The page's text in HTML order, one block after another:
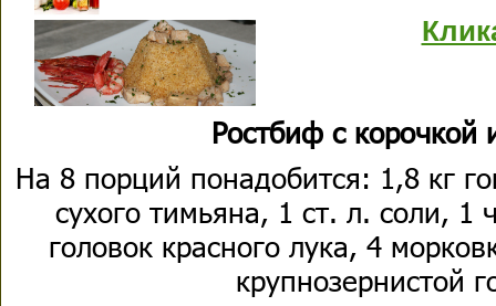
Ростбиф с корочкой
На 8 порций понадобится: 1,8 кг
сухого тимьяна, 1 ст. л. соли, 1
головок красного лука, 4
крупнозернистой